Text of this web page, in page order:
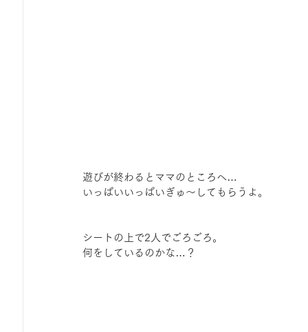
遊びが終わるとママのところへ…
いっぱいいっぱいぎゅ～してもらうよ。
シートの上で2人でごろごろ。
何をしているのかな…？